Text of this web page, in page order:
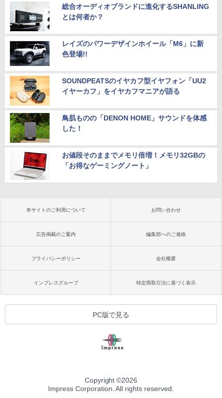
総合オーディオブランドに進化するSHANLING
とは何者か？
レイズのパワーデザインホイール「M6」に新
色登場!!
SOUNDPEATSのイヤカフ型イヤフォン「UU2
イヤーカフ」をイヤカフマニアが語る
鳥肌ものの「DENON HOME」サウンドを体感
した！
お値段そのままでメモリ倍増！メモリ32GBの
「お得なゲーミングノート」
本サイトのご利用について お問い合わせ
広告掲載のご案内 編集部へのご連絡
プライバシーポリシー 会社概要
インプレスグループ 特定商取引法に基づく表示
PC版で見る
Copyright ©2026
Impress Corporation. All rights reserved.